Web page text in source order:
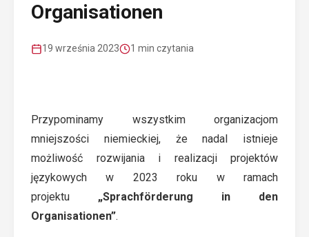
Organisationen
19 września 2023 1 min czytania
Przypominamy wszystkim organizacjom
mniejszości niemieckiej, że nadal istnieje
możliwość rozwijania i realizacji projektów
językowych w 2023 roku w ramach
projektu „Sprachförderung in den
Organisationen”.